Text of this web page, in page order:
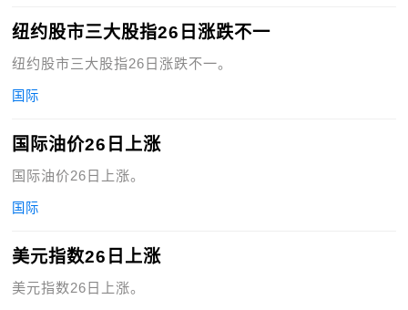
纽约股市三大股指26日涨跌不一
纽约股市三大股指26日涨跌不一。
国际
国际油价26日上涨
国际油价26日上涨。
国际
美元指数26日上涨
美元指数26日上涨。